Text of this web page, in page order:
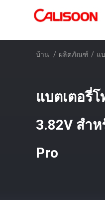
บ้าน / ผลิตภัณฑ์ / แ
แบตเตอรี่
3.82V สําห
Pro